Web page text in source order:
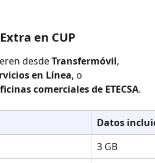
en CUP
desde Transfermóvil,
en Línea, o
comerciales de ETECSA.
Datos
3 GB